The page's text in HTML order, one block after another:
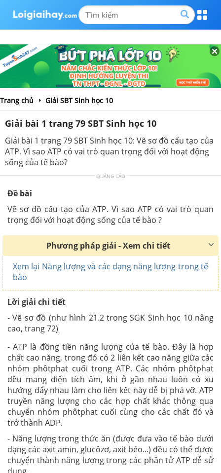
Trang chủ Giải SBT Sinh học 10
Giải bài 1 trang 79 SBT Sinh học 10
Giải bài 1 trang 79 SBT Sinh học 10: Vẽ sơ đồ cấu tạo của
ATP. Vì sao ATP có vai trò quan trọng đối với hoạt động
sống của tế bào?
QUẢNG CÁO
Đề bài
Vẽ sơ đồ cấu tạo của ATP. Vì sao ATP có vai trò quan
trọng đối với hoạt động sống của tế bào ?
Phương pháp giải - Xem chi tiết
Xem lại Năng lượng và các dạng năng lượng trong tế
bào
Lời giải chi tiết
- Vẽ sơ đồ (như hình 21.2 trong SGK Sinh học 10 nâng
cao, trang 72).
- ATP là đồng tiền năng lượng của tế bào. Đây là hợp
chất cao năng, trong đó có 2 liên kết cao năng giữa các
nhóm phôtphat cuối trong ATP. Các nhóm phôtphat
đều mang điện tích âm, khi ở gần nhau luôn có xu
hướng đẩy nhau làm cho liên kết này dễ bị phá vỡ. ATP
truyền năng lượng cho các hợp chất khác thông qua
chuyển nhóm phôtphat cuối cùng cho các chất đó và
trở thành ADP.
- Năng lượng trong thức ăn (được đưa vào tế bào dưới
dạng các axit amin, glucôzơ, axit béo...) đều có thể được
chuyển thành năng lượng trong các phân tử ATP dễ sử